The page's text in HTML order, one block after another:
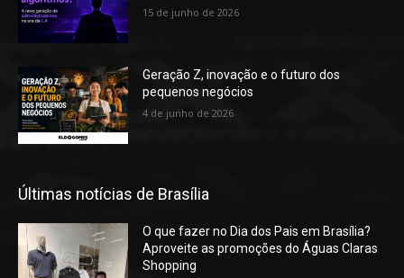
15 de junho de 2026
Geração Z, inovação e o futuro dos
pequenos negócios
4 de junho de 2026
Últimas notícias de Brasília
O que fazer no Dia dos Pais em Brasília?
Aproveite as promoções do Águas Claras
Shopping